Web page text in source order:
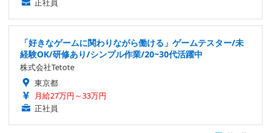
正社員
「好きなゲームに関わりながら働ける」ゲームテスター/未
経験OK/研修あり/シンプル作業/20~30代活躍中
株式会社Tetote
東京都
月給27万円～33万円
正社員